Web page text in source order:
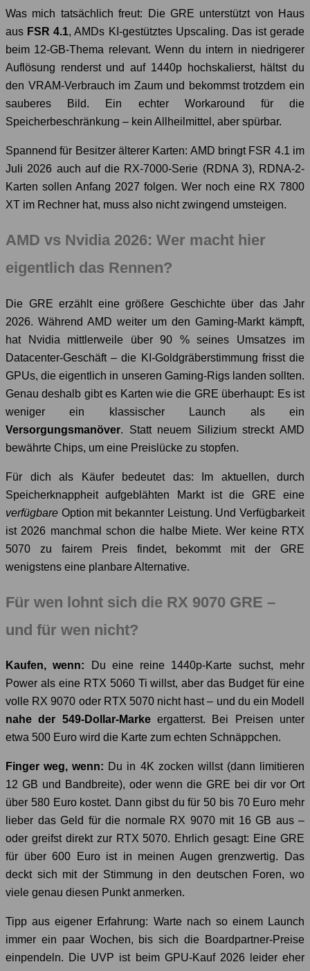
Was mich tatsächlich freut: Die GRE unterstützt von Haus
aus FSR 4.1, AMDs KI-gestütztes Upscaling. Das ist gerade
beim 12-GB-Thema relevant. Wenn du intern in niedrigerer
Auflösung renderst und auf 1440p hochskalierst, hältst du
den VRAM-Verbrauch im Zaum und bekommst trotzdem ein
sauberes Bild. Ein echter Workaround für die
Speicherbeschränkung – kein Allheilmittel, aber spürbar.
Spannend für Besitzer älterer Karten: AMD bringt FSR 4.1 im
Juli 2026 auch auf die RX-7000-Serie (RDNA 3), RDNA-2-
Karten sollen Anfang 2027 folgen. Wer noch eine RX 7800
XT im Rechner hat, muss also nicht zwingend umsteigen.
AMD vs Nvidia 2026: Wer macht hier
eigentlich das Rennen?
Die GRE erzählt eine größere Geschichte über das Jahr
2026. Während AMD weiter um den Gaming-Markt kämpft,
hat Nvidia mittlerweile über 90 % seines Umsatzes im
Datacenter-Geschäft – die KI-Goldgräberstimmung frisst die
GPUs, die eigentlich in unseren Gaming-Rigs landen sollten.
Genau deshalb gibt es Karten wie die GRE überhaupt: Es ist
weniger ein klassischer Launch als ein
Versorgungsmanöver. Statt neuem Silizium streckt AMD
bewährte Chips, um eine Preislücke zu stopfen.
Für dich als Käufer bedeutet das: Im aktuellen, durch
Speicherknappheit aufgeblähten Markt ist die GRE eine
verfügbare Option mit bekannter Leistung. Und Verfügbarkeit
ist 2026 manchmal schon die halbe Miete. Wer keine RTX
5070 zu fairem Preis findet, bekommt mit der GRE
wenigstens eine planbare Alternative.
Für wen lohnt sich die RX 9070 GRE –
und für wen nicht?
Kaufen, wenn: Du eine reine 1440p-Karte suchst, mehr
Power als eine RTX 5060 Ti willst, aber das Budget für eine
volle RX 9070 oder RTX 5070 nicht hast – und du ein Modell
nahe der 549-Dollar-Markeergatterst. Bei Preisen unter
etwa 500 Euro wird die Karte zum echten Schnäppchen.
Finger weg, wenn: Du in 4K zocken willst (dann limitieren
12 GB und Bandbreite), oder wenn die GRE bei dir vor Ort
über 580 Euro kostet. Dann gibst du für 50 bis 70 Euro mehr
lieber das Geld für die normale RX 9070 mit 16 GB aus –
oder greifst direkt zur RTX 5070. Ehrlich gesagt: Eine GRE
für über 600 Euro ist in meinen Augen grenzwertig. Das
deckt sich mit der Stimmung in den deutschen Foren, wo
viele genau diesen Punkt anmerken.
Tipp aus eigener Erfahrung: Warte nach so einem Launch
immer ein paar Wochen, bis sich die Boardpartner-Preise
einpendeln. Die UVP ist beim GPU-Kauf 2026 leider eher